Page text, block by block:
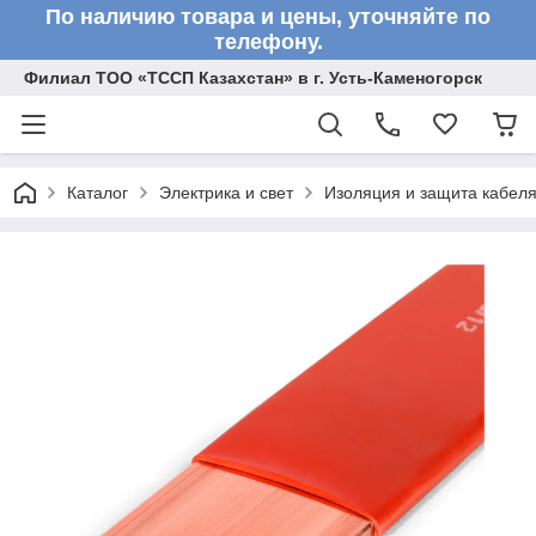
По наличию товара и цены, уточняйте по
телефону.
Филиал ТОО «ТССП Казахстан» в г. Усть-Каменогорск
Каталог Электрика и свет Изоляция и защита кабеля